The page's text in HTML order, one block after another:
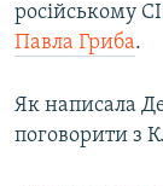
Усі сайти
російському
Павла Гриба.
Як написала
поговорити з